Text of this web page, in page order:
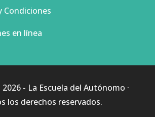
Condiciones
en línea
- La Escuela del Autónomo ·
los derechos reservados.